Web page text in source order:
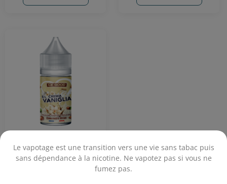
Le vapotage est une transition vers une vie sans tabac puis
sans dépendance à la nicotine. Ne vapotez pas si vous ne
fumez pas.
Concentré El Crema
Vaniglia 30 mL -
Ce'Good